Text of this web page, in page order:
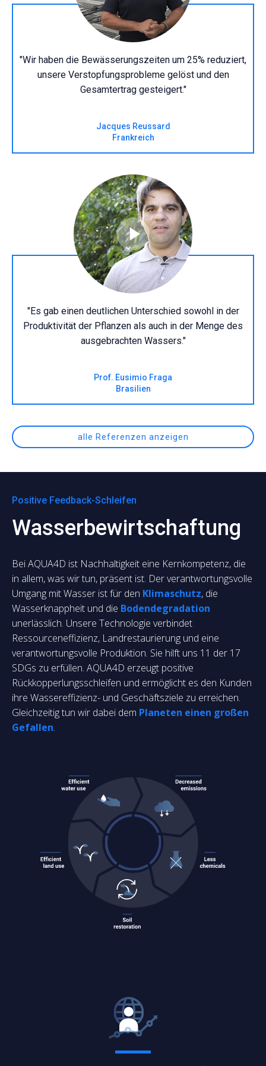
"Wir haben die Bewässerungszeiten um 25% reduziert,
unsere Verstopfungsprobleme gelöst und den
Gesamtertrag gesteigert."
Jacques Reussard
Frankreich
"Es gab einen deutlichen Unterschied sowohl in der
Produktivität der Pflanzen als auch in der Menge des
ausgebrachten Wassers."
Prof. Eusimio Fraga
Brasilien
alle Referenzen anzeigen
Positive Feedback-Schleifen
Wasserbewirtschaftung
Bei AQUA4D ist Nachhaltigkeit eine Kernkompetenz, die
in allem, was wir tun, präsent ist. Der verantwortungsvolle
Umgang mit Wasser ist für den Klimaschutz, die
Wasserknappheit und die Bodendegradation
unerlässlich. Unsere Technologie verbindet
Ressourceneffizienz, Landrestaurierung und eine
verantwortungsvolle Produktion. Sie hilft uns 11 der 17
SDGs zu erfüllen. AQUA4D erzeugt positive
Rückkopperlungsschleifen und ermöglicht es den Kunden
ihre Wassereffizienz- und Geschäftsziele zu erreichen.
Gleichzeitig tun wir dabei dem Planeten einen großen
Gefallen.